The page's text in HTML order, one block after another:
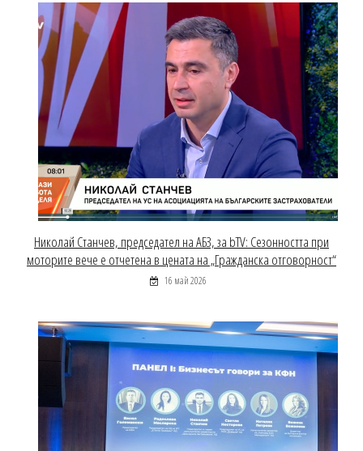
Николай Станчев, председател на АБЗ, за bTV: Сезонността при
моторите вече е отчетена в цената на „Гражданска отговорност“
16 май 2026